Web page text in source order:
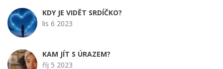
KDY JE VIDĚT SRDÍČKO?
lis 6 2023
KAM JÍT S ÚRAZEM?
říj 5 2023